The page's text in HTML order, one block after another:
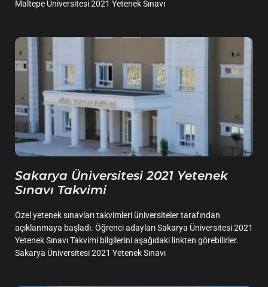
Maltepe Üniversitesi 2021 Yetenek Sınavı
Sakarya Üniversitesi 2021 Yetenek
Sınavı Takvimi
Özel yetenek sınavları takvimleri üniversiteler tarafından
açıklanmaya başladı. Öğrenci adayları Sakarya Üniversitesi 2021
Yetenek Sınavı Takvimi bilgilerini aşağıdaki linkten görebilirler.
Sakarya Üniversitesi 2021 Yetenek Sınavı